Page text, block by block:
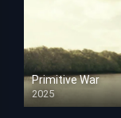
Primitive War
2025
HD 1080p